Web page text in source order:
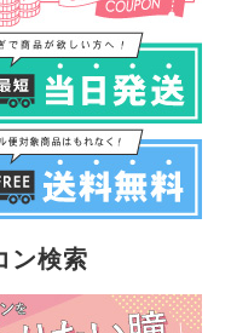
ン検索